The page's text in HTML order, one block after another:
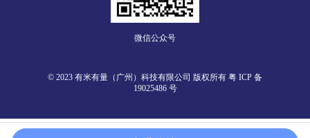
微信公众号
© 2023 有米有量（广州）科技有限公司 版权所有 粤 ICP 备
19025486 号